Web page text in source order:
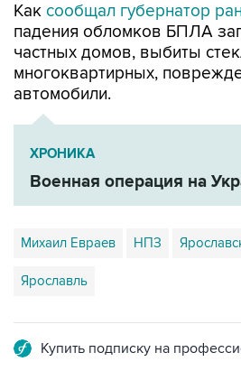
Как сообщал губернатор
падения обломков БПЛА
частных домов, выбиты
многоквартирных,
автомобили.
ХРОНИКА
Военная операция на
Михаил Евраев НПЗ
Ярославль
Купить подписку на